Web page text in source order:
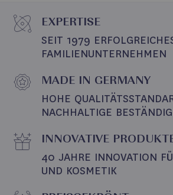
EXPERTISE
SEIT 1979
FAMILIENUNTERNEHMEN
MADE IN GERMANY
HOHE
NACHHALTIGE
INNOVATIVE
40 JAHRE INNOVATION
UND KOSMETIK